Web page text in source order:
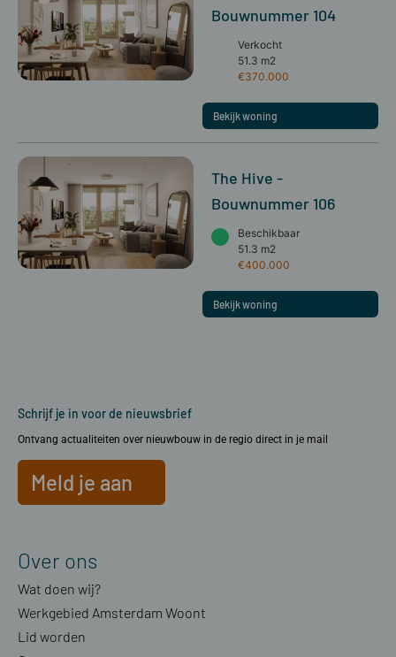
Bouwnummer 104
Verkocht
51.3 m2
€370.000
Bekijk woning
The Hive -
Bouwnummer 106
Beschikbaar
51.3 m2
€400.000
Bekijk woning
Schrijf je in voor de nieuwsbrief
Ontvang actualiteiten over nieuwbouw in de regio direct in je mail
Meld je aan
Over ons
Wat doen wij?
Werkgebied Amsterdam Woont
Lid worden